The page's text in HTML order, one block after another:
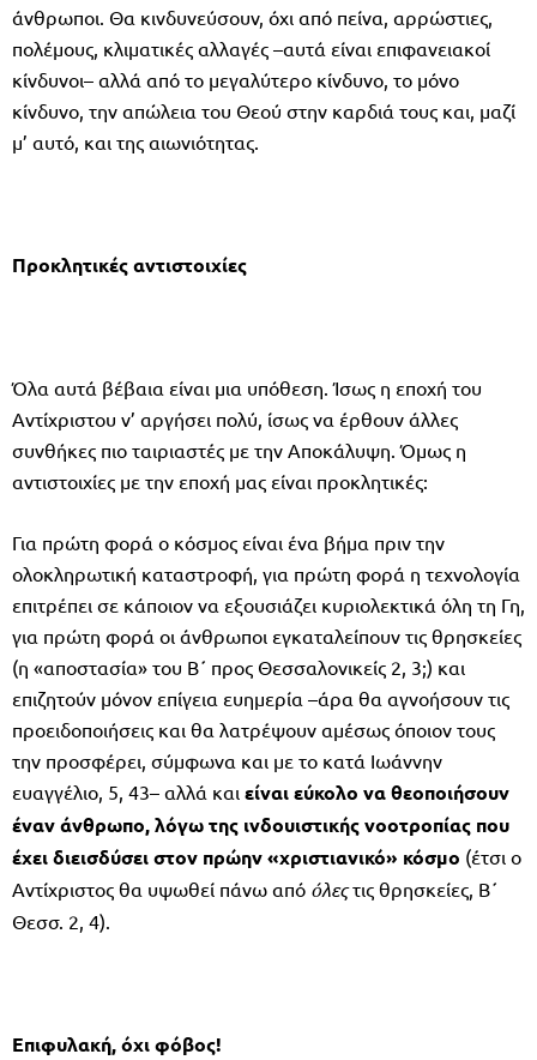
άνθρωποι. Θα κινδυνεύσουν, όχι από πείνα, αρρώστιες,
πολέμους, κλιματικές αλλαγές –αυτά είναι επιφανειακοί
κίνδυνοι– αλλά από το μεγαλύτερο κίνδυνο, το μόνο
κίνδυνο, την απώλεια του Θεού στην καρδιά τους και, μαζί
μ’ αυτό, και της αιωνιότητας.
Προκλητικές αντιστοιχίες
Όλα αυτά βέβαια είναι μια υπόθεση. Ίσως η εποχή του
Αντίχριστου ν’ αργήσει πολύ, ίσως να έρθουν άλλες
συνθήκες πιο ταιριαστές με την Αποκάλυψη. Όμως η
αντιστοιχίες με την εποχή μας είναι προκλητικές:
Για πρώτη φορά ο κόσμος είναι ένα βήμα πριν την
ολοκληρωτική καταστροφή, για πρώτη φορά η τεχνολογία
επιτρέπει σε κάποιον να εξουσιάζει κυριολεκτικά όλη τη Γη,
για πρώτη φορά οι άνθρωποι εγκαταλείπουν τις θρησκείες
(η «αποστασία» του Β΄ προς Θεσσαλονικείς 2, 3;) και
επιζητούν μόνον επίγεια ευημερία –άρα θα αγνοήσουν τις
προειδοποιήσεις και θα λατρέψουν αμέσως όποιον τους
την προσφέρει, σύμφωνα και με το κατά Ιωάννην
ευαγγέλιο, 5, 43– αλλά και είναι εύκολο να θεοποιήσουν
έναν άνθρωπο, λόγω της ινδουιστικής νοοτροπίας που
έχει διεισδύσει στον πρώην «χριστιανικό» κόσμο (έτσι ο
Αντίχριστος θα υψωθεί πάνω από όλεςτις θρησκείες, Β΄
Θεσσ. 2, 4).
Επιφυλακή, όχι φόβος!